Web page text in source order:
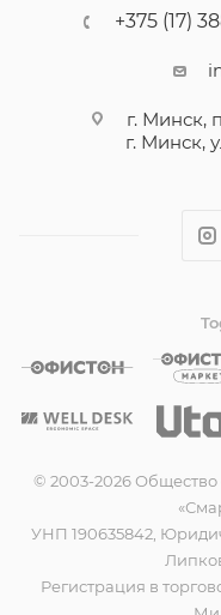
+375 (17)
г. Минск,
г. Минск,
© 2003-2026 Общество
УНП 190635842,
Регистрация в